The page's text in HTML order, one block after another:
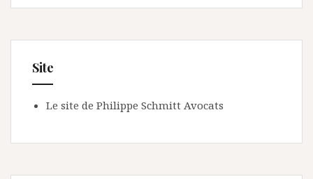
Site
Le site de Philippe Schmitt Avocats